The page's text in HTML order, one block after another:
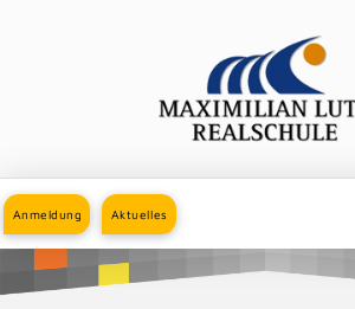
Anmeldung Aktuelles